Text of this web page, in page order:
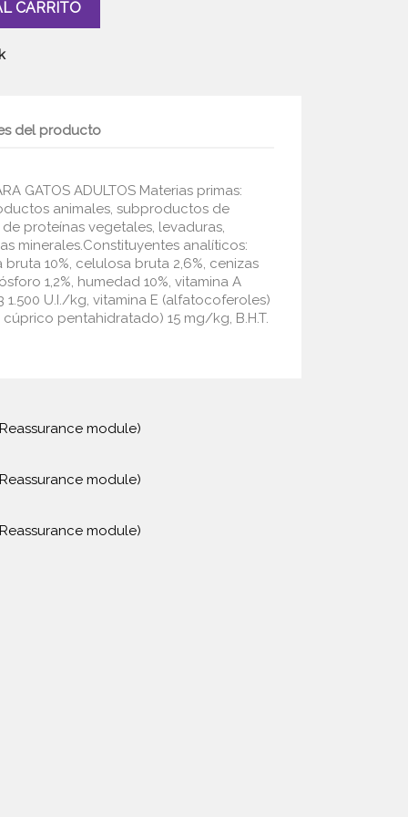
CARRITO
del producto
GATOS ADULTOS Materias primas:
animales, subproductos de
proteínas vegetales, levaduras,
minerales.Constituyentes analíticos:
10%, celulosa bruta 2,6%, cenizas
1,2%, humedad 10%, vitamina A
1.500 U.I./kg, vitamina E (alfatocoferoles)
pentahidratado) 15 mg/kg, B.H.T.
module)
module)
module)